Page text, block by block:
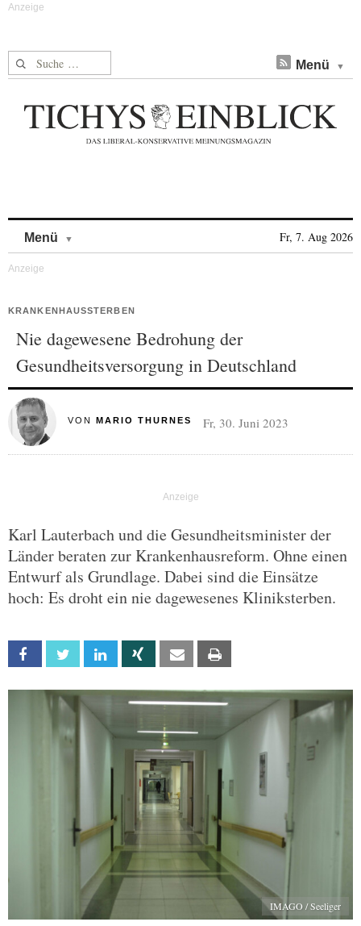
Suche nach: Menü
Menü Fr, 7. Aug 2026
KRANKENHAUSSTERBEN
Nie dagewesene Bedrohung der
Gesundheitsversorgung in Deutschland
VON MARIO THURNES Fr, 30. Juni 2023
Karl Lauterbach und die Gesundheitsminister der
Länder beraten zur Krankenhausreform. Ohne einen
Entwurf als Grundlage. Dabei sind die Einsätze
hoch: Es droht ein nie dagewesenes Kliniksterben.
Facebook Twitter Linkedin Xing Email
IMAGO / Seeliger